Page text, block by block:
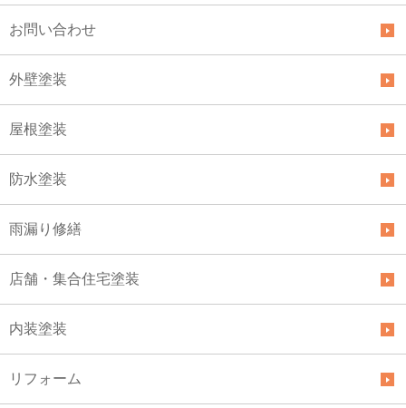
お問い合わせ
外壁塗装
屋根塗装
防水塗装
雨漏り修繕
店舗・集合住宅塗装
内装塗装
リフォーム